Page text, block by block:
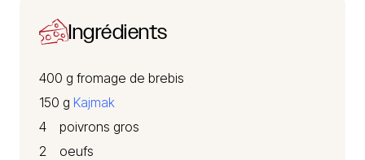
Ingrédients
400 g fromage de brebis
150 g Kajmak
4 poivrons gros
2 oeufs